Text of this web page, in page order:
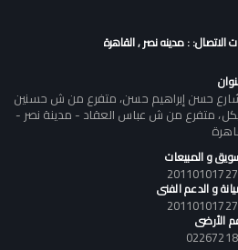
الاتصال: : مدينه نصر , القاهرة
شارع حسن إبراهيم حسن، متفرع من ش حسنين
متفرع من ش عباس العقاد - مدينة نصر -
و المبيعات
و الدعم الفنى
الأرضى